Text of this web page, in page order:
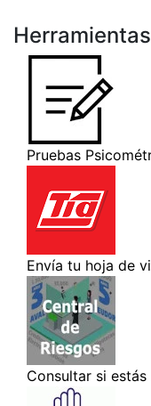
Herramientas